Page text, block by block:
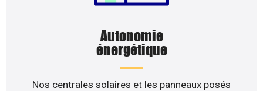
Autonomie
énergétique
Nos centrales solaires et les panneaux posés